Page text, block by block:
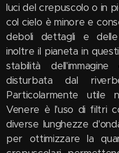
luci del crepuscolo o in
col cielo è minore e
deboli dettagli e delle
inoltre il pianeta in
stabilità
disturbata dal
Particolarmente utile
Venere è l'uso di filtri
diverse lunghezze
per ottimizzare la